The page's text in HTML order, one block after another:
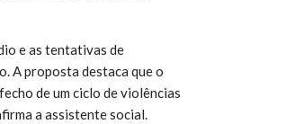
e as tentativas de
A proposta destaca que o
de um ciclo de violências
a assistente social.